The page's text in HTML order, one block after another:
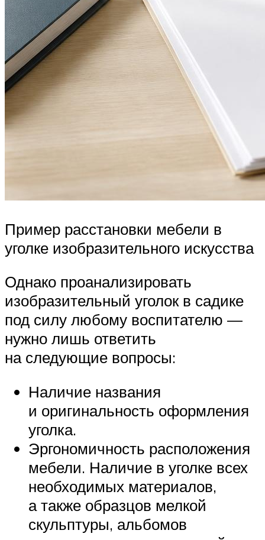
Пример расстановки мебели в
уголке изобразительного искусства
Однако проанализировать
изобразительный уголок в садике
под силу любому воспитателю —
нужно лишь ответить
на следующие вопросы:
Наличие названия
и оригинальность оформления
уголка.
Эргономичность расположения
мебели. Наличие в уголке всех
необходимых материалов,
а также образцов мелкой
скульптуры, альбомов